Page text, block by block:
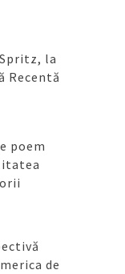
la
Recentă
poem
de